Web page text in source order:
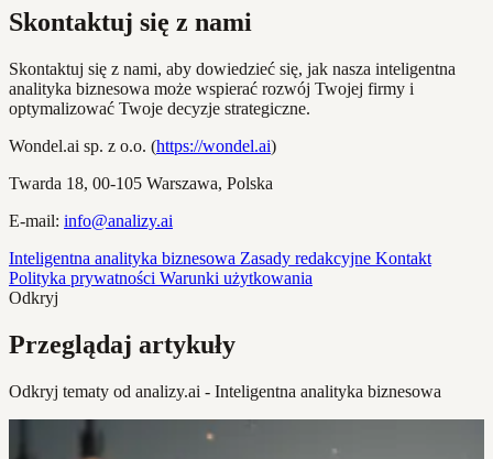
Skontaktuj się z nami
Skontaktuj się z nami, aby dowiedzieć się, jak nasza inteligentna
analityka biznesowa może wspierać rozwój Twojej firmy i
optymalizować Twoje decyzje strategiczne.
Wondel.ai sp. z o.o. (https://wondel.ai)
Twarda 18, 00-105 Warszawa, Polska
E-mail: info@analizy.ai
Inteligentna analityka biznesowa Zasady redakcyjne Kontakt
Polityka prywatności Warunki użytkowania
Odkryj
Przeglądaj artykuły
Odkryj tematy od analizy.ai - Inteligentna analityka biznesowa